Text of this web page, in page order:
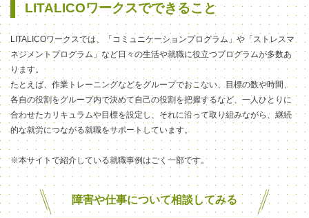
LITALICOワークスでできること
LITALICOワークスでは、「コミュニケーションプログラム」や「ストレスマ
ネジメントプログラム」など日々の生活や就職に役立つプログラムが多数あ
ります。
たとえば、作業トレーニングなどをグループでおこない、目標の数や時間、
各自の役割をグループ内で決めて自己の役割を把握するなど、一人ひとりに
合わせたカリキュラムや目標を設定し、それに沿って取り組みながら、継続
的な就労につながる就職をサポートしています。
※本サイトで紹介している就職事例はごく一部です。
障害や仕事について相談してみる